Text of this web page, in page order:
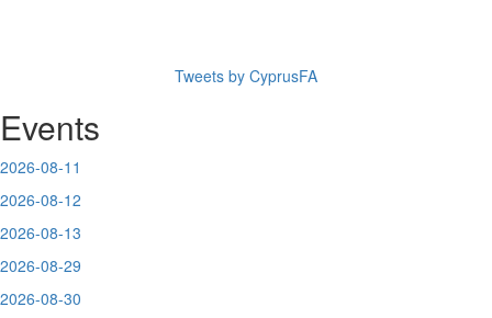
Tweets by CyprusFA
Events
2026-08-11
2026-08-12
2026-08-13
2026-08-29
2026-08-30